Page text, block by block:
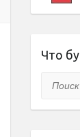
Что
Поиск